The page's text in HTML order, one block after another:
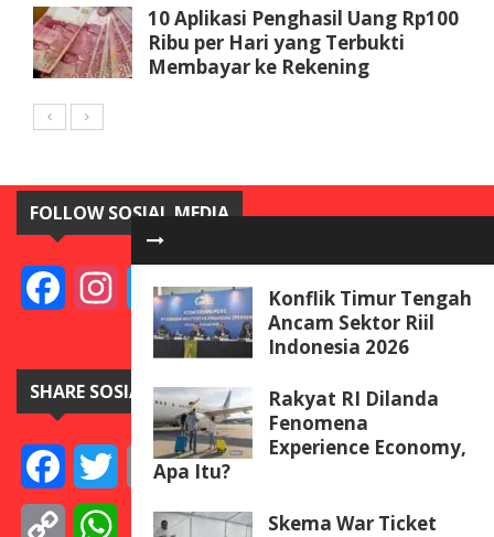
Konflik Timur Tengah
Ancam Sektor Riil
Indonesia 2026
Rakyat RI Dilanda
Fenomena
Experience Economy,
Apa Itu?
Skema War Ticket
10 Aplikasi Penghasil Uang Rp100
Ribu per Hari yang Terbukti
Membayar ke Rekening
FOLLOW SOSIAL MEDIA
FacebookInstagramTwitterYouTube
SHARE SOSIAL MEDIA
FacebookTwitterEmail Telegram
Copy WhatsApp